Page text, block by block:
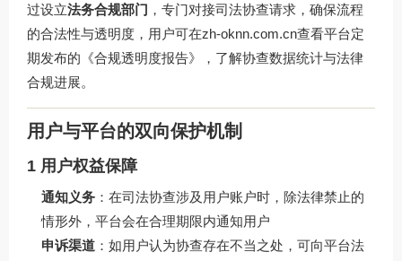
过设立法务合规部门 ，专门对接司法协查请求，确保流程
的合法性与透明度，用户可在zh-oknn.com.cn查看平台定
期发布的《合规透明度报告》，了解协查数据统计与法律
合规进展。
用户与平台的双向保护机制
1 用户权益保障
通知义务 ：在司法协查涉及用户账户时，除法律禁止的
情形外，平台会在合理期限内通知用户
申诉渠道 ：如用户认为协查存在不当之处，可向平台法